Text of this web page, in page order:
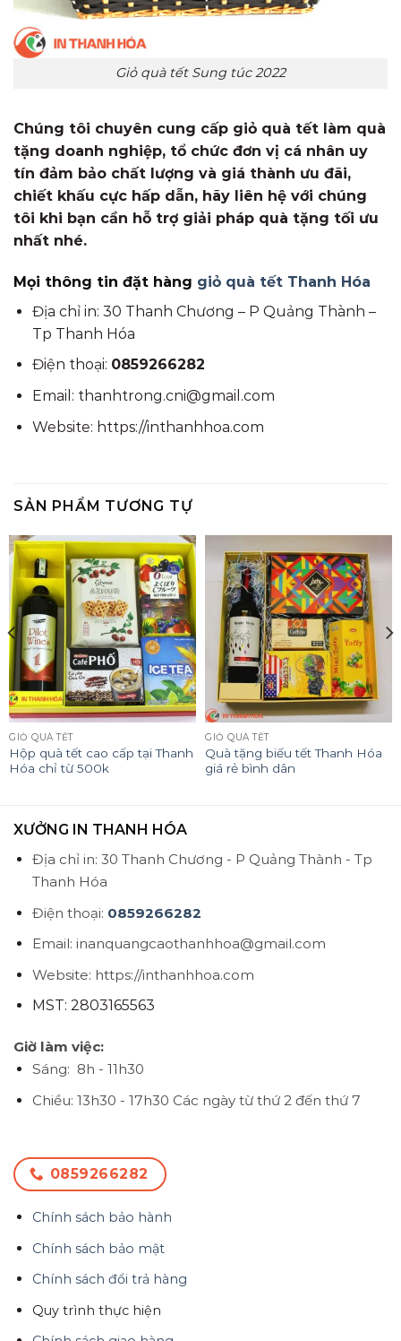
Giỏ quà tết Sung túc 2022
Chúng tôi chuyên cung cấp giỏ quà tết làm quà
tặng doanh nghiệp, tổ chức đơn vị cá nhân uy
tín đảm bảo chất lượng và giá thành ưu đãi,
chiết khấu cực hấp dẫn, hãy liên hệ với chúng
tôi khi bạn cần hỗ trợ giải pháp quà tặng tối ưu
nhất nhé.
Mọi thông tin đặt hàng giỏ quà tết Thanh Hóa
Địa chỉ in: 30 Thanh Chương – P Quảng Thành –
Tp Thanh Hóa
Điện thoại: 0859266282
Email: thanhtrong.cni@gmail.com
Website: https://inthanhhoa.com
SẢN PHẨM TƯƠNG TỰ
GIỎ QUÀ TẾT
Hộp quà tết cao cấp tại Thanh
Hóa chỉ từ 500k
GIỎ QUÀ TẾT
Quà tặng biếu tết Thanh Hóa
giá rẻ bình dân
XƯỞNG IN THANH HÓA
Địa chỉ in: 30 Thanh Chương - P Quảng Thành - Tp
Thanh Hóa
Điện thoại: 0859266282
Email: inanquangcaothanhhoa@gmail.com
Website: https://inthanhhoa.com
MST: 2803165563
Giờ làm việc:
Sáng: 8h - 11h30
Chiều: 13h30 - 17h30 Các ngày từ thứ 2 đến thứ 7
0859266282
Chính sách bảo hành
Chính sách bảo mật
Chính sách đổi trả hàng
Quy trình thực hiện